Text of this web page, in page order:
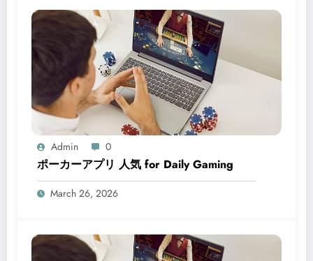
Admin 0
ポーカーアプリ 人気 for Daily Gaming
March 26, 2026